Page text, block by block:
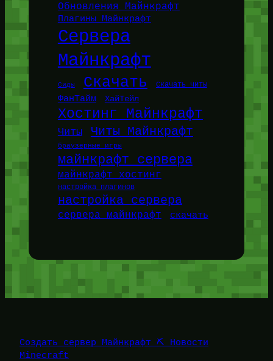
Обновления Майнкрафт
Плагины Майнкрафт
Сервера
Майнкрафт
Сиды Скачать Скачать читы
ФанТайм ХайТейл
Хостинг Майнкрафт
Читы Читы Майнкрафт
браузерные игры
майнкрафт сервера
майнкрафт хостинг
настройка плагинов
настройка сервера
сервера майнкрафт скачать
Создать сервер Майнкрафт ⛏️ Новости
Minecraft